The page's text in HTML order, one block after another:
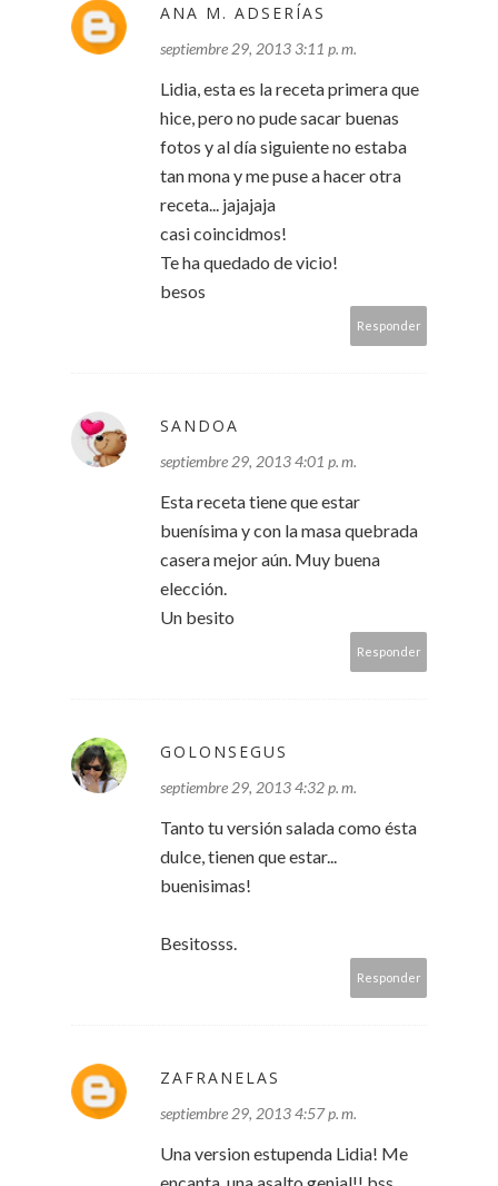
ANA M. ADSERÍAS
septiembre 29, 2013 3:11 p. m.
Lidia, esta es la receta primera que
hice, pero no pude sacar buenas
fotos y al día siguiente no estaba
tan mona y me puse a hacer otra
receta... jajajaja
casi coincidmos!
Te ha quedado de vicio!
besos
Responder
SANDOA
septiembre 29, 2013 4:01 p. m.
Esta receta tiene que estar
buenísima y con la masa quebrada
casera mejor aún. Muy buena
elección.
Un besito
Responder
GOLONSEGUS
septiembre 29, 2013 4:32 p. m.
Tanto tu versión salada como ésta
dulce, tienen que estar...
buenisimas!
Besitosss.
Responder
ZAFRANELAS
septiembre 29, 2013 4:57 p. m.
Una version estupenda Lidia! Me